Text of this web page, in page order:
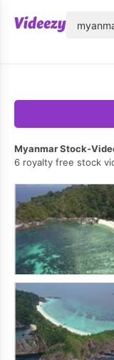
Myanmar Stock-
6 royalty free stock